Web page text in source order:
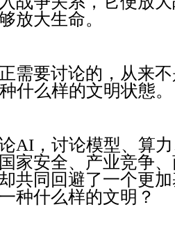
放大生命。
需要讨论的，从来
什么样的文明状態。
AI，讨论模型、算
家安全、产业竞争
共同回避了一个更
种什么样的文明？